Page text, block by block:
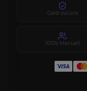
Geld-zurück
100% Manuell